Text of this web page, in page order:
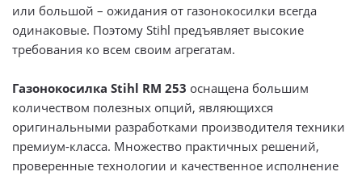
или большой – ожидания от газонокосилки всегда
одинаковые. Поэтому Stihl предъявляет высокие
требования ко всем своим агрегатам.
Газонокосилка Stihl RM 253 оснащена большим
количеством полезных опций, являющихся
оригинальными разработками производителя техники
премиум-класса. Множество практичных решений,
проверенные технологии и качественное исполнение